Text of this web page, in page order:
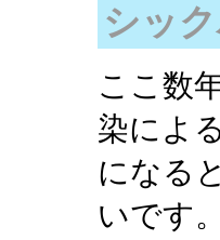
シッ
ここ数
染によ
になる
いです